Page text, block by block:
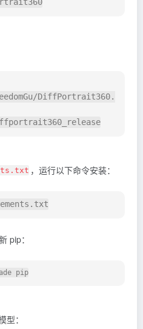
DiffPortrait360.
，运行以下命令安装：
pip：
：